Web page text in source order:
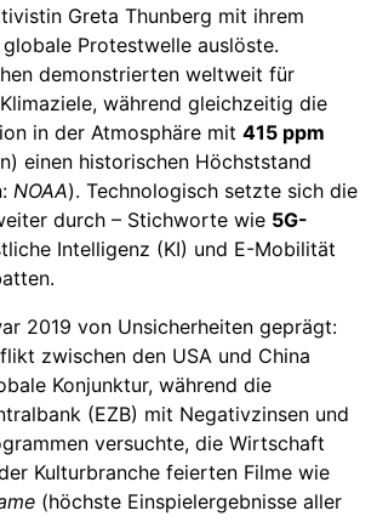
Greta Thunberg mit ihrem
Protestwelle auslöste.
demonstrierten weltweit für
während gleichzeitig die
in der Atmosphäre mit 415 ppm
einen historischen Höchststand
NOAA). Technologisch setzte sich die
durch – Stichworte wie 5G-
Intelligenz (KI) und E-Mobilität
2019 von Unsicherheiten geprägt:
zwischen den USA und China
Konjunktur, während die
(EZB) mit Negativzinsen und
versuchte, die Wirtschaft
Kulturbranche feierten Filme wie
(höchste Einspielergebnisse aller